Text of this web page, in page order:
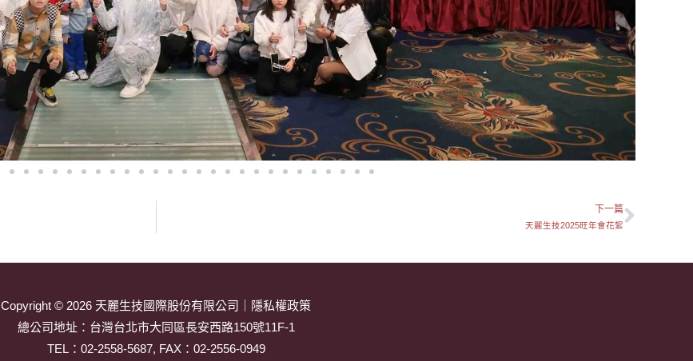
下一篇
天麗生技2025旺年會花絮 下一
Copyright © 2026 天麗生技國際股份有限公司
隱私權政策
總公司地址： 台灣台北市大同區長安西路150號11F-1
TEL： 02-2558-5687, FAX：02-2556-0949